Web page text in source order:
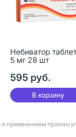
Небиватор
5 мг 28 шт
595 руб.
В корзину
применением